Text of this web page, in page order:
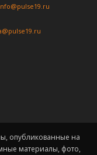
опубликованные на
материалы, фото,